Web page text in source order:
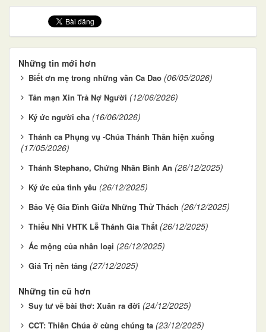
Những tin mới hơn
Biết ơn mẹ trong những vần Ca Dao (06/05/2026)
Tản mạn Xin Trả Nợ Người (12/06/2026)
Ký ức người cha (16/06/2026)
Thánh ca Phụng vụ -Chúa Thánh Thần hiện xuống
(17/05/2026)
Thánh Stephano, Chứng Nhân Bình An (26/12/2025)
Ký ức của tình yêu (26/12/2025)
Bảo Vệ Gia Đình Giữa Những Thử Thách (26/12/2025)
Thiếu Nhi VHTK Lễ Thánh Gia Thất (26/12/2025)
Ác mộng của nhân loại (26/12/2025)
Giá Trị nền tảng (27/12/2025)
Những tin cũ hơn
Suy tư về bài thơ: Xuân ra đời (24/12/2025)
CCT: Thiên Chúa ở cùng chúng ta (23/12/2025)